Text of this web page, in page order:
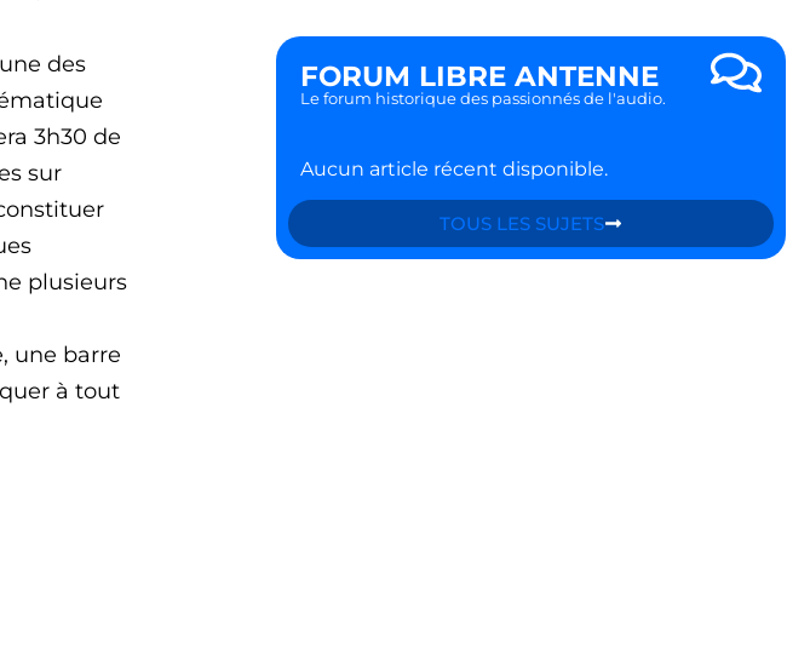
des
3h30 de
sur
plusieurs
une barre
à tout
FORUM LIBRE ANTENNE
Le forum historique des passionnés de l'audio.
Aucun article récent disponible.
TOUS LES SUJETS